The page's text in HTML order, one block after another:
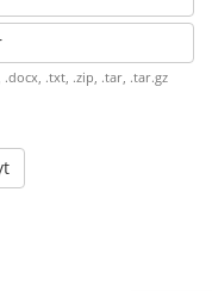
.txt, .zip, .tar, .tar.gz